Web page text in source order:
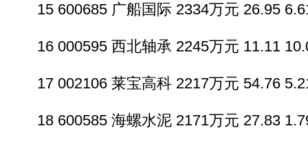
15 600685 广船国际 2334万元 26.95
16 000595 西北轴承 2245万元 11.11
17 002106 莱宝高科 2217万元 54.76
18 600585 海螺水泥 2171万元 27.83